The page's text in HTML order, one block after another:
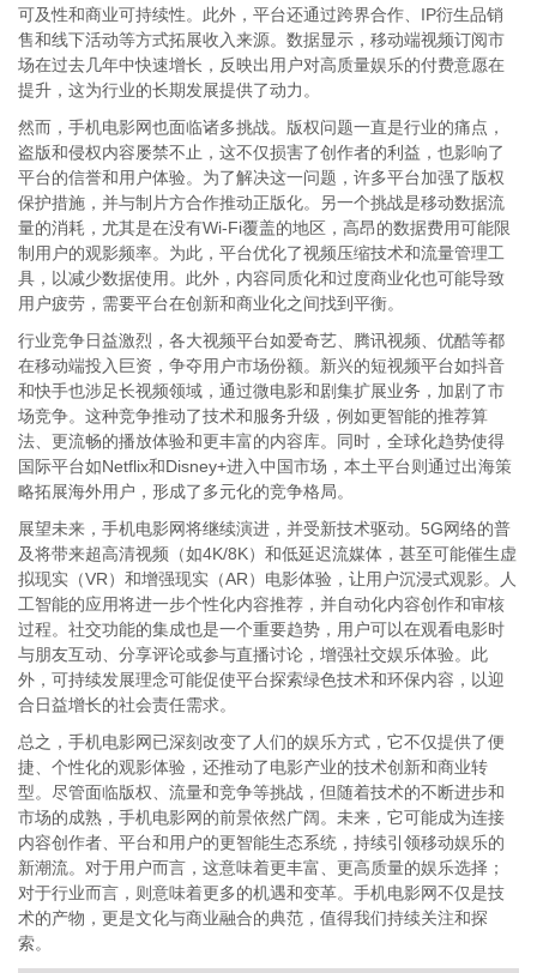
可及性和商业可持续性。此外，平台还通过跨界合作、IP衍生品销
售和线下活动等方式拓展收入来源。数据显示，移动端视频订阅市
场在过去几年中快速增长，反映出用户对高质量娱乐的付费意愿在
提升，这为行业的长期发展提供了动力。
然而，手机电影网也面临诸多挑战。版权问题一直是行业的痛点，
盗版和侵权内容屡禁不止，这不仅损害了创作者的利益，也影响了
平台的信誉和用户体验。为了解决这一问题，许多平台加强了版权
保护措施，并与制片方合作推动正版化。另一个挑战是移动数据流
量的消耗，尤其是在没有Wi-Fi覆盖的地区，高昂的数据费用可能限
制用户的观影频率。为此，平台优化了视频压缩技术和流量管理工
具，以减少数据使用。此外，内容同质化和过度商业化也可能导致
用户疲劳，需要平台在创新和商业化之间找到平衡。
行业竞争日益激烈，各大视频平台如爱奇艺、腾讯视频、优酷等都
在移动端投入巨资，争夺用户市场份额。新兴的短视频平台如抖音
和快手也涉足长视频领域，通过微电影和剧集扩展业务，加剧了市
场竞争。这种竞争推动了技术和服务升级，例如更智能的推荐算
法、更流畅的播放体验和更丰富的内容库。同时，全球化趋势使得
国际平台如Netflix和Disney+进入中国市场，本土平台则通过出海策
略拓展海外用户，形成了多元化的竞争格局。
展望未来，手机电影网将继续演进，并受新技术驱动。5G网络的普
及将带来超高清视频（如4K/8K）和低延迟流媒体，甚至可能催生虚
拟现实（VR）和增强现实（AR）电影体验，让用户沉浸式观影。人
工智能的应用将进一步个性化内容推荐，并自动化内容创作和审核
过程。社交功能的集成也是一个重要趋势，用户可以在观看电影时
与朋友互动、分享评论或参与直播讨论，增强社交娱乐体验。此
外，可持续发展理念可能促使平台探索绿色技术和环保内容，以迎
合日益增长的社会责任需求。
总之，手机电影网已深刻改变了人们的娱乐方式，它不仅提供了便
捷、个性化的观影体验，还推动了电影产业的技术创新和商业转
型。尽管面临版权、流量和竞争等挑战，但随着技术的不断进步和
市场的成熟，手机电影网的前景依然广阔。未来，它可能成为连接
内容创作者、平台和用户的更智能生态系统，持续引领移动娱乐的
新潮流。对于用户而言，这意味着更丰富、更高质量的娱乐选择；
对于行业而言，则意味着更多的机遇和变革。手机电影网不仅是技
术的产物，更是文化与商业融合的典范，值得我们持续关注和探
索。